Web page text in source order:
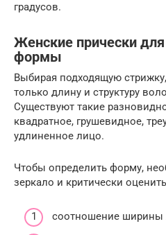
градусов.
Женские прически для
формы
Выбирая подходящую
только длину и структуру
Существуют такие
квадратное, грушевидное,
удлиненное лицо.
Чтобы определить форму,
зеркало и критически
соотношение ширины